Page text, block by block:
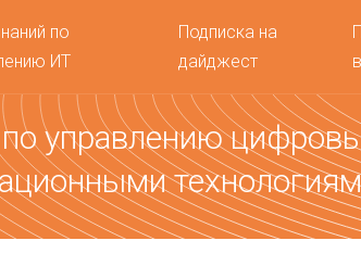
по
ИТ
Подписка на
дайджест
управлению